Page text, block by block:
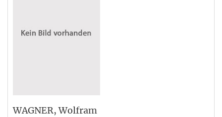
WAGNER, Wolfram